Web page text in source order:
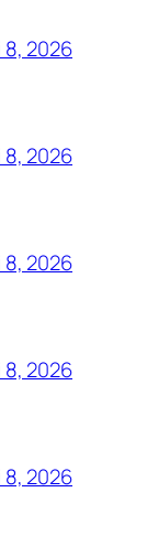
8, 2026
8, 2026
8, 2026
8, 2026
8, 2026